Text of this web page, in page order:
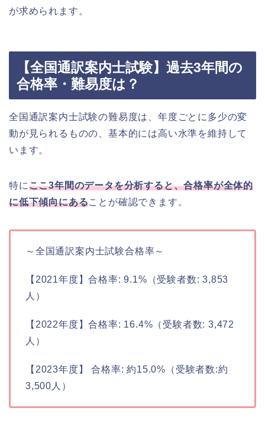
が求められます。
【全国通訳案内士試験】過去3年間の
合格率・難易度は？
全国通訳案内士試験の難易度は、年度ごとに多少の変
動が見られるものの、基本的には高い水準を維持して
います。
特にここ3年間のデータを分析すると、合格率が全体的
に低下傾向にあることが確認できます。
～全国通訳案内士試験合格率～
【2021年度】合格率: 9.1%（受験者数: 3,853
人）
【2022年度】合格率: 16.4%（受験者数: 3,472
人）
【2023年度】 合格率: 約15.0%（受験者数:約
3,500人）